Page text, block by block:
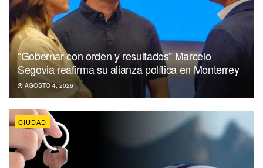
“Gobernar con orden y resultados” Marcelo
Segovia reafirma su alianza política en Monterrey
AGOSTO 4, 2026
CIUDAD